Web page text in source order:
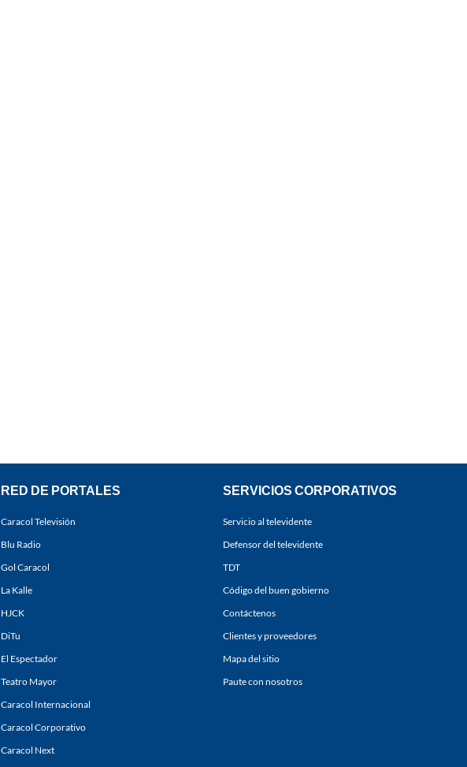
RED DE PORTALES
Caracol Televisión
Blu Radio
Gol Caracol
La Kalle
HJCK
DiTu
El Espectador
Teatro Mayor
Caracol Internacional
Caracol Corporativo
Caracol Next
SERVICIOS CORPORATIVOS
Servicio al televidente
Defensor del televidente
TDT
Código del buen gobierno
Contáctenos
Clientes y proveedores
Mapa del sitio
Paute con nosotros